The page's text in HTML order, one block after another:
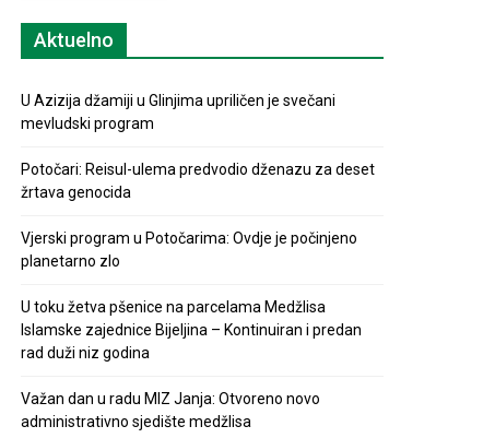
Aktuelno
U Azizija džamiji u Glinjima upriličen je svečani
mevludski program
Potočari: Reisul-ulema predvodio dženazu za deset
žrtava genocida
Vjerski program u Potočarima: Ovdje je počinjeno
planetarno zlo
U toku žetva pšenice na parcelama Medžlisa
Islamske zajednice Bijeljina – Kontinuiran i predan
rad duži niz godina
Važan dan u radu MIZ Janja: Otvoreno novo
administrativno sjedište medžlisa